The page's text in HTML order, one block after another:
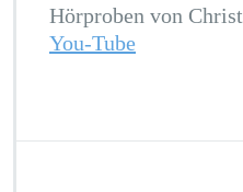
Hörproben von
You-Tube